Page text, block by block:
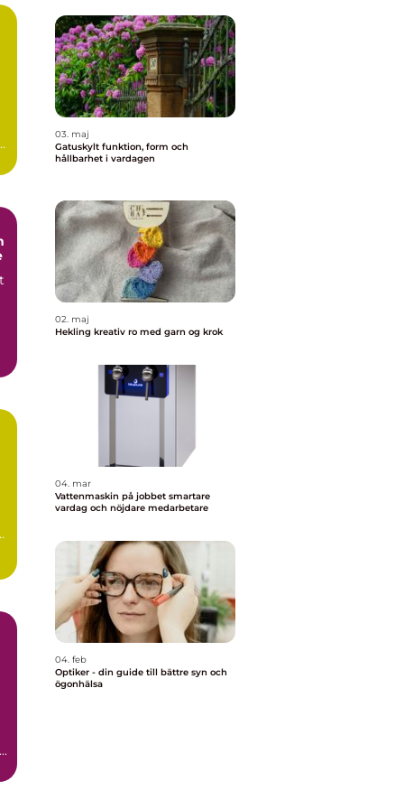
03. maj
Gatuskylt funktion, form och
hållbarhet i vardagen
02. maj
Hekling kreativ ro med garn og krok
04. mar
Vattenmaskin på jobbet smartare
vardag och nöjdare medarbetare
04. feb
Optiker - din guide till bättre syn och
ögonhälsa